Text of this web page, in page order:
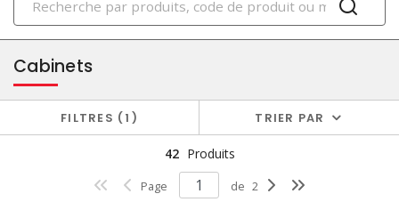
boîtiers et cabinets
Cabinets
FILTRES 1 TRIER PAR
42 Produits
Page de 2